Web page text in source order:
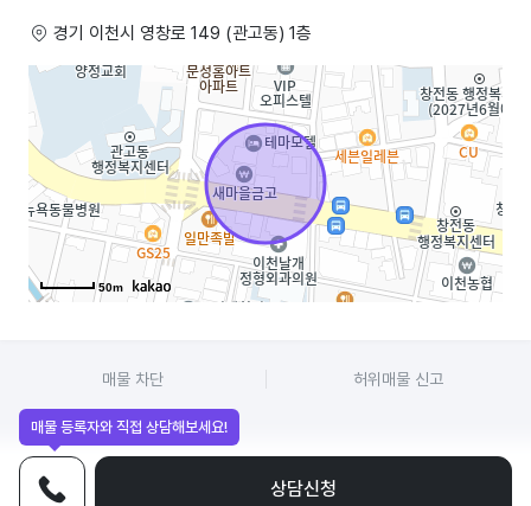
혼재된 지역으로, 단발성 유동 인구에만 의존하는 구조가 아닙니다. 이미
형성된 단골 고객과 반복 주문이 존재한다는 점은 매출의 변동성을
완화하는 요소로 작용합니다. 특히 배달 및 포장 매출 비중이 있어, 계절·
날씨·유동 인구 변화에 대한 방어력이 상대적으로 있는 구조입니다. 이는
최근 외식업 환경에서 중요한 요소이며, 홀 매출에만 의존하는 매장보다
리스크가 낮습니다.
임대차 계약은 기존 조건을 기준으로 승계하는 방식이며, 별도의 신규
인허가 절차 없이 명의 변경 후 즉시 운영이 가능합니다. 이는 시간 비용을
줄여줄 뿐 아니라, 불확실한 행정 리스크를 최소화합니다. 또한 기존 운영
데이터를 기반으로 매출, 비용 구조, 인건비 비중 등을 사전에 검토할 수
다만 이 점포의 가치는 “무조건 잘 된다”는 기대가 아니라, 이미 검증된
수준의 매출과 구조를 합리적인 조건으로 인수하느냐에 달려 있습니다.
권리금, 임대료, 인건비 구조를 냉정하게 보지 않으면 수익률이 낮아질 수
있습니다. 따라서 이 매장은 단기 한탕 목적보다는, 안정적인 운영을 통해
꾸준한 현금 흐름을 원하는 인수자에게 적합한 매물입니다.
경기 이천시 영창로 149 (관고동) 1층
50m
매물 차단 허위매물 신고
매물 등록자와 직접 상담해보세요!
전화상담 상담신청